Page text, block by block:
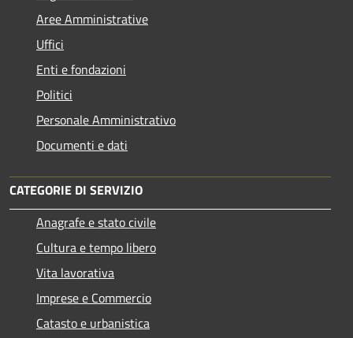
Aree Amministrative
Uffici
Enti e fondazioni
Politici
Personale Amministrativo
Documenti e dati
CATEGORIE DI SERVIZIO
Anagrafe e stato civile
Cultura e tempo libero
Vita lavorativa
Imprese e Commercio
Catasto e urbanistica